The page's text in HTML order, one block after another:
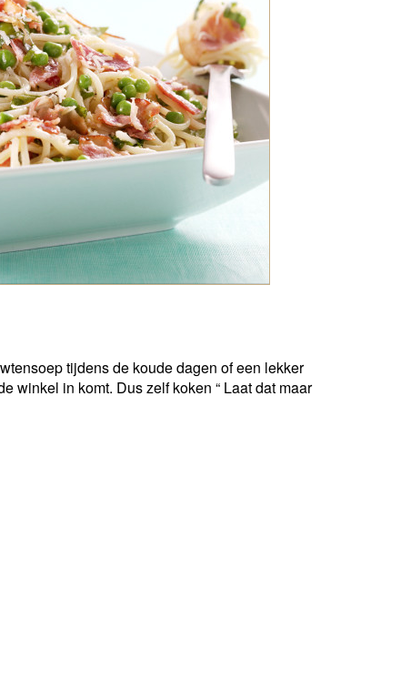
tijdens de koude dagen of een lekker
winkel in komt. Dus zelf koken “ Laat dat maar